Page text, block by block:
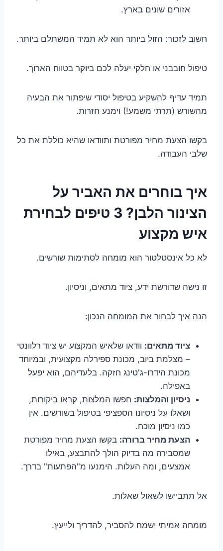
אזורים שונים בארץ.
חשוב לזכור: הזול ביותר הוא לא תמיד המשתלם ביותר.
טיפול חובבני או חלקי יעלה לכם ביוקר בטווח הארוך.
תמיד עדיף להשקיע בטיפול יסודי שיפתור את הבעיה
מהשורש (תרתי משמע!) וימנע חזרות.
בקשו הצעת מחיר מפורטת ותוודאו שהיא כוללת את כל
שלבי העבודה.
איך בוחרים את האביר על
הצינור הלבן? 3 טיפים לבחירת
איש מקצוע
לא כל אינסטלטור הוא מומחה לסתימות שורשים.
זו נישה שדורשת ידע, ציוד מתאים, וניסיון.
הנה איך לבחור את המומחה הנכון:
ציוד מתאים: וודאו שלאיש המקצוע יש ציוד רלוונטי
– מצלמת ביוב, מכונת ספירלה מקצועית, ובמיוחד
מכונת הידרו-ג'טינג חזקה. בלעדיהם, הוא יפעל
באפילה.
ניסיון והמלצות: חפשו המלצות, קראו ביקורות,
ושאלו על ניסיונו הספציפי בטיפול בשורשים. אין
כמו ניסיון מוכח.
הצעת מחיר ברורה: בקשו הצעת מחיר מפורטת
שמסבירה מה בדיוק הולך להתבצע, באילו
אמצעים, ומה העלות. הימנעו מ"הפתעות" בדרך.
אל תתביישו לשאול שאלות.
מומחה אמיתי ישמח להסביר, להדריך ולייעץ.